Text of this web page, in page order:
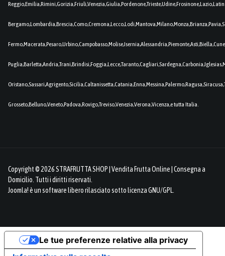
Grosseto,Belluno,Veneto,Padova,Rovigo,Treviso,Venezia,Verona,Vicenza,e tutta Italia.
Copyright © 2026 STRAFRUTTA SHOP | Vendita Frutta Online | Consegna a
Domicilio. Tutti i diritti riservati.
Joomla!è un software libero rilasciato sottolicenza GNU/GPL.
Le tue preferenze relative alla privacy